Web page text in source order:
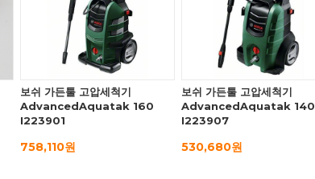
보쉬 가든툴 고압세척기
AdvancedAquatak 160
I223901
758,110원
보쉬 가든툴 고압세척기
AdvancedAquatak 140
I223907
530,680원